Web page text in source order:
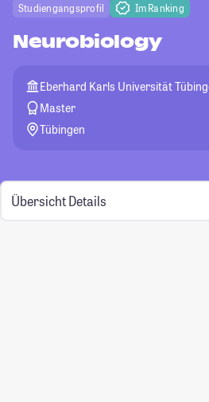
Studiengangsprofil Im Ranking
Neurobiology
Eberhard Karls Universität
Master
Tübingen
Übersicht Details